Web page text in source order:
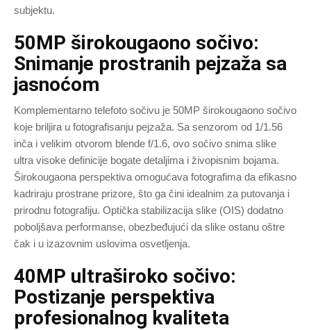
subjektu.
50MP širokougaono sočivo:
Snimanje prostranih pejzaža sa
jasnoćom
Komplementarno telefoto sočivu je 50MP širokougaono sočivo
koje briljira u fotografisanju pejzaža. Sa senzorom od 1/1.56
inča i velikim otvorom blende f/1.6, ovo sočivo snima slike
ultra visoke definicije bogate detaljima i živopisnim bojama.
Širokougaona perspektiva omogućava fotografima da efikasno
kadriraju prostrane prizore, što ga čini idealnim za putovanja i
prirodnu fotografiju. Optička stabilizacija slike (OIS) dodatno
poboljšava performanse, obezbeđujući da slike ostanu oštre
čak i u izazovnim uslovima osvetljenja.
40MP ultraširoko sočivo:
Postizanje perspektiva
profesionalnog kvaliteta